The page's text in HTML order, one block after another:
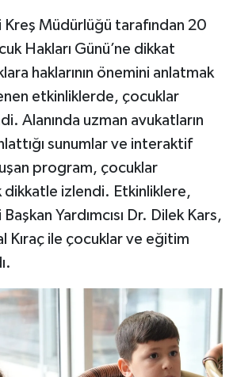
Kreş Müdürlüğü tarafından 20
Hakları Günü’ne dikkat
haklarının önemini anlatmak
etkinliklerde, çocuklar
Alanında uzman avukatların
sunumlar ve interaktif
program, çocuklar
dikkatle izlendi. Etkinliklere,
Yardımcısı Dr. Dilek Kars,
Kıraç ile çocuklar ve eğitim